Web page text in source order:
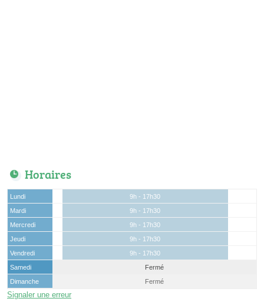
Horaires
Lundi
9h - 17h30
Mardi
9h - 17h30
Mercredi
9h - 17h30
Jeudi
9h - 17h30
Vendredi
9h - 17h30
Samedi
Fermé
Dimanche
Fermé
Signaler une erreur